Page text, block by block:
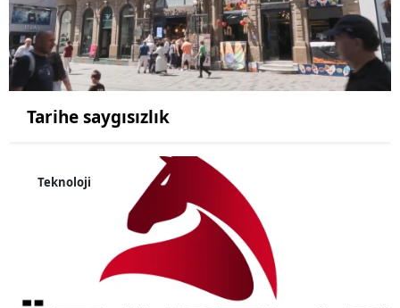
Tarihe saygısızlık
Teknoloji